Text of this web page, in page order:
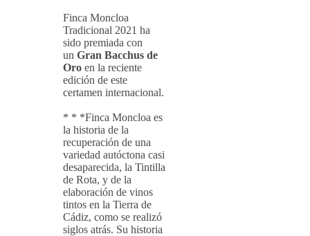
Finca Moncloa
Tradicional 2021 ha
sido premiada con
un Gran Bacchus de
Oro en la reciente
edición de este
certamen internacional.
* * *Finca Moncloa es
la historia de la
recuperación de una
variedad autóctona casi
desaparecida, la Tintilla
de Rota, y de la
elaboración de vinos
tintos en la Tierra de
Cádiz, como se realizó
siglos atrás. Su historia